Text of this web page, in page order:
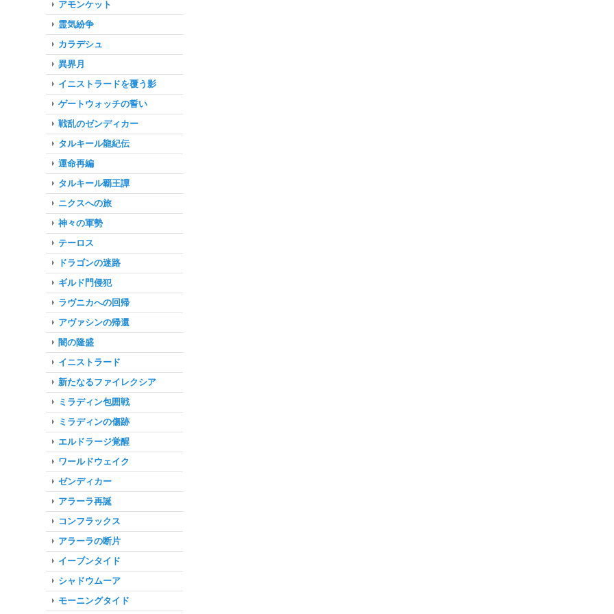
アモンケット
霊気紛争
カラデシュ
異界月
イニストラードを覆う影
ゲートウォッチの誓い
戦乱のゼンディカー
タルキール龍紀伝
運命再編
タルキール覇王譚
ニクスへの旅
神々の軍勢
テーロス
ドラゴンの迷路
ギルド門侵犯
ラヴニカへの回帰
アヴァシンの帰還
闇の隆盛
イニストラード
新たなるファイレクシア
ミラディン包囲戦
ミラディンの傷跡
エルドラージ覚醒
ワールドウェイク
ゼンディカー
アラーラ再誕
コンフラックス
アラーラの断片
イーブンタイド
シャドウムーア
モーニングタイド